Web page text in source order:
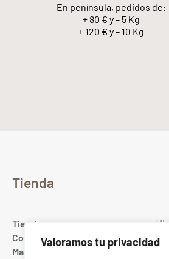
Valoramos tu privacidad
En península, pedidos de:
+ 80 € y – 5 Kg
+ 120 € y – 10 Kg
Tienda
Tienda
Colores
Materias primas